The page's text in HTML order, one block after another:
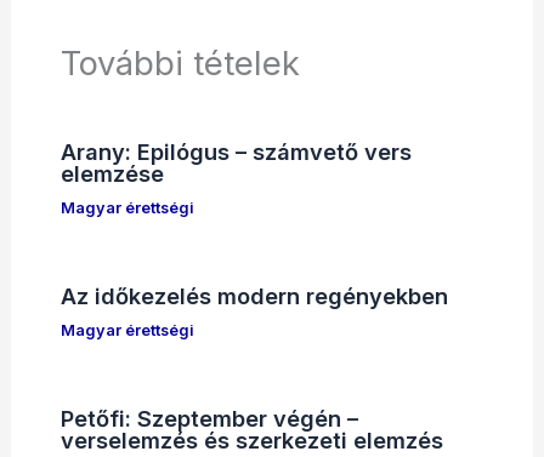
További tételek
Arany: Epilógus – számvető vers
elemzése
Magyar érettségi
Az időkezelés modern regényekben
Magyar érettségi
Petőfi: Szeptember végén –
verselemzés és szerkezeti elemzés